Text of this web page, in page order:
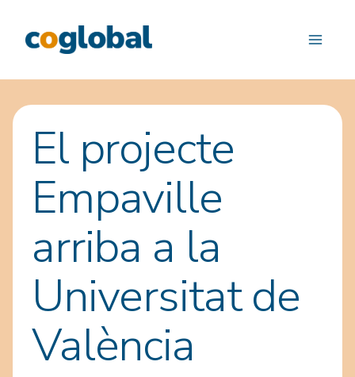
contenido
El projecte
Empaville
arriba a la
Universitat de
València